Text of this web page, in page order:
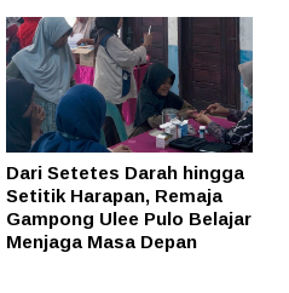
Dari Setetes Darah hingga
Setitik Harapan, Remaja
Gampong Ulee Pulo Belajar
Menjaga Masa Depan